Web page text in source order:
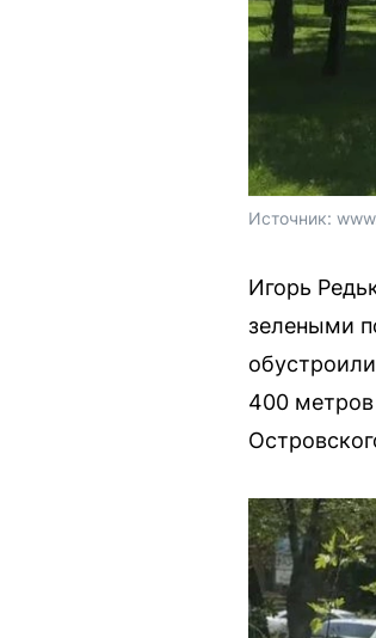
Источник:
Игорь
зелеными
400